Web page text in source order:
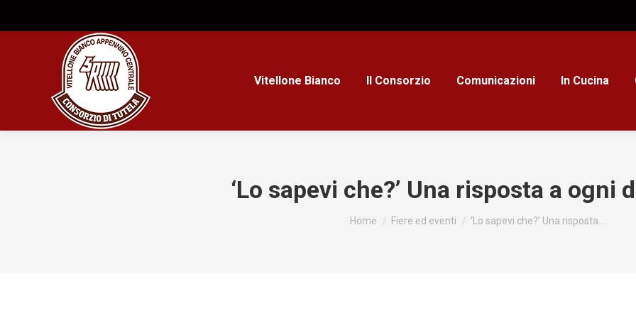
Vitellone Bianco Il Consorzio Comunicazioni In Cucina
‘Lo sapevi che?’ Una risposta a ogni
Tu sei qui:
Home Fiere ed eventi ‘Lo sapevi che?’ Una risposta…